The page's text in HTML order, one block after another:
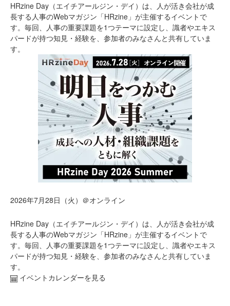
HRzine Day（エイチアールジン・デイ）は、人が活き会社が成
長する人事のWebマガジン「HRzine」が主催するイベントで
す。毎回、人事の重要課題を1つテーマに設定し、識者やエキス
パードが持つ知見・経験を、参加者のみなさんと共有していま
す。
2026年7月28日（火）＠オンライン
HRzine Day（エイチアールジン・デイ）は、人が活き会社が成
長する人事のWebマガジン「HRzine」が主催するイベントで
す。毎回、人事の重要課題を1つテーマに設定し、識者やエキス
パードが持つ知見・経験を、参加者のみなさんと共有していま
す。
イベントカレンダーを見る